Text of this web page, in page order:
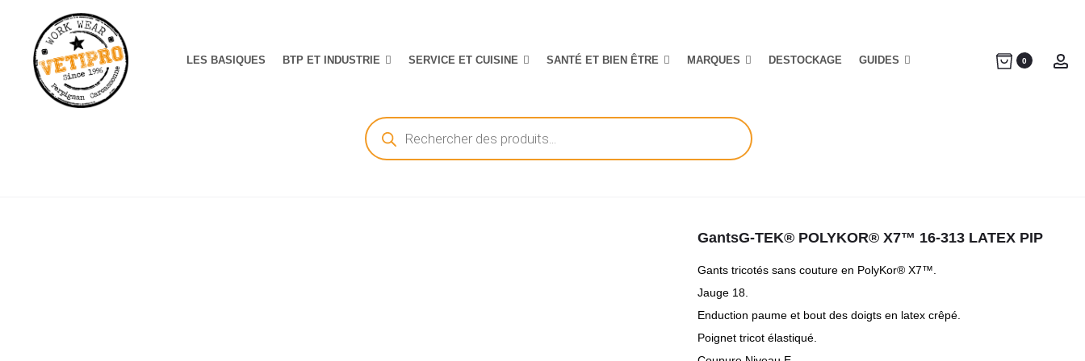
LES BASIQUES BTP ET INDUSTRIE SERVICE ET CUISINE SANTÉ ET BIEN ÊTRE MARQUES DESTOCKAGE GUIDES 0
Recherche
de
produits
GantsG-TEK® POLYKOR® X7™ 16-313 LATEX PIP
Gants tricotés sans couture en PolyKor® X7™.
Jauge 18.
Enduction paume et bout des doigts en latex crêpé.
Poignet tricot élastiqué.